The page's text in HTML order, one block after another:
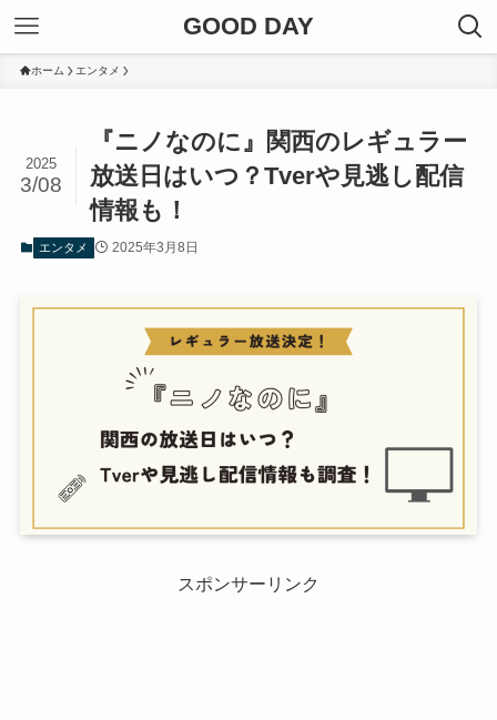
GOOD DAY
ホーム エンタメ
『ニノなのに』関西のレギュラー
放送日はいつ？Tverや見逃し配信
情報も！
2025
3/08
エンタメ 2025年3月8日
スポンサーリンク